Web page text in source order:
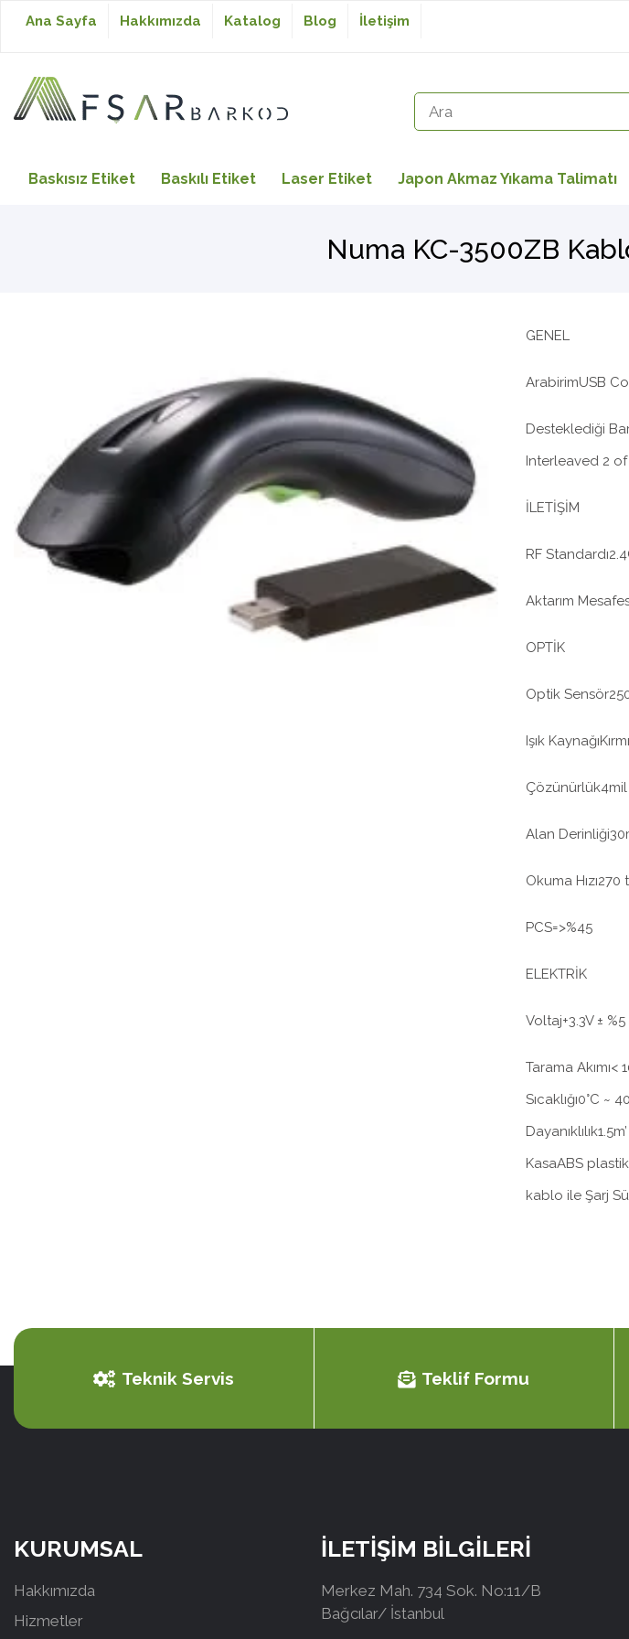
Baskısız Etiket
Barkod Yazıcı
Ana Sayfa Hakkımızda Katalog Blog
İletişim
Baskısız Etiket Baskılı Etiket Laser Etiket Japon Akmaz Yıkama Talimatı
Numa KC-3500ZB
GENEL
ArabirimUSB
Desteklediği
Interleaved 2 of
İLETİŞİM
RF
Aktarım
OPTİK
Optik
Işık
Çözünürlük4mil
Alan
Okuma
PCS=>%45
ELEKTRİK
Voltaj+3.3V ± %5
Tarama Akımı<
Sıcaklığı0°C ~
KasaABS
kablo ile Şarj
Teknik Servis Teklif Formu
KURUMSAL
Hakkımızda
Hizmetler
İLETİŞİM BİLGİLERİ
Merkez Mah. 734 Sok. No:11/B
Bağcılar/ İstanbul